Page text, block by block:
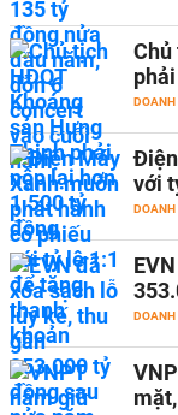
Chủ
DOANH
với
DOANH
DOANH